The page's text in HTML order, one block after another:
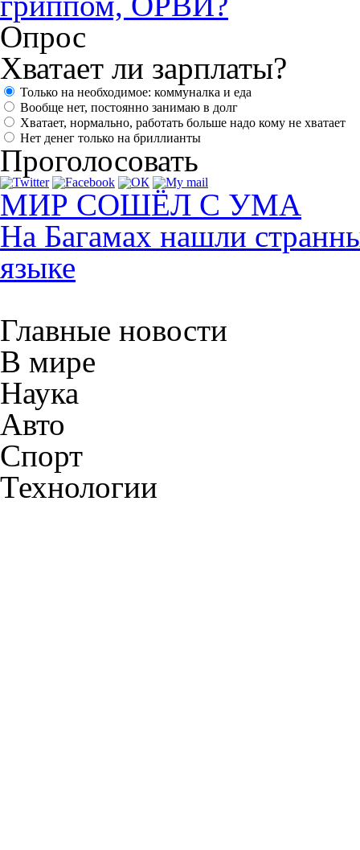
Опрос
Хватает ли зарплаты?
Только на необходимое: коммуналка и еда
Вообще нет, постоянно занимаю в долг
Хватает, нормально, работать больше надо кому не хватает
Нет денег только на бриллианты
Проголосовать
МИР СОШЁЛ С УМА
На Багамах нашли
языке
Главные новости
В мире
Наука
Авто
Спорт
Технологии